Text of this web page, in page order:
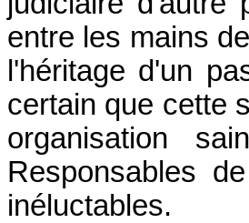
entre les mains
l'héritage d'un
certain que cette
organisation
Responsables
inéluctables.